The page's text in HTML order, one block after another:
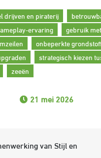
drijven en piraterij
ervaring gebruik
onbeperkte
strategisch kiezen
zeeën
21 mei 2026
van Stijl en